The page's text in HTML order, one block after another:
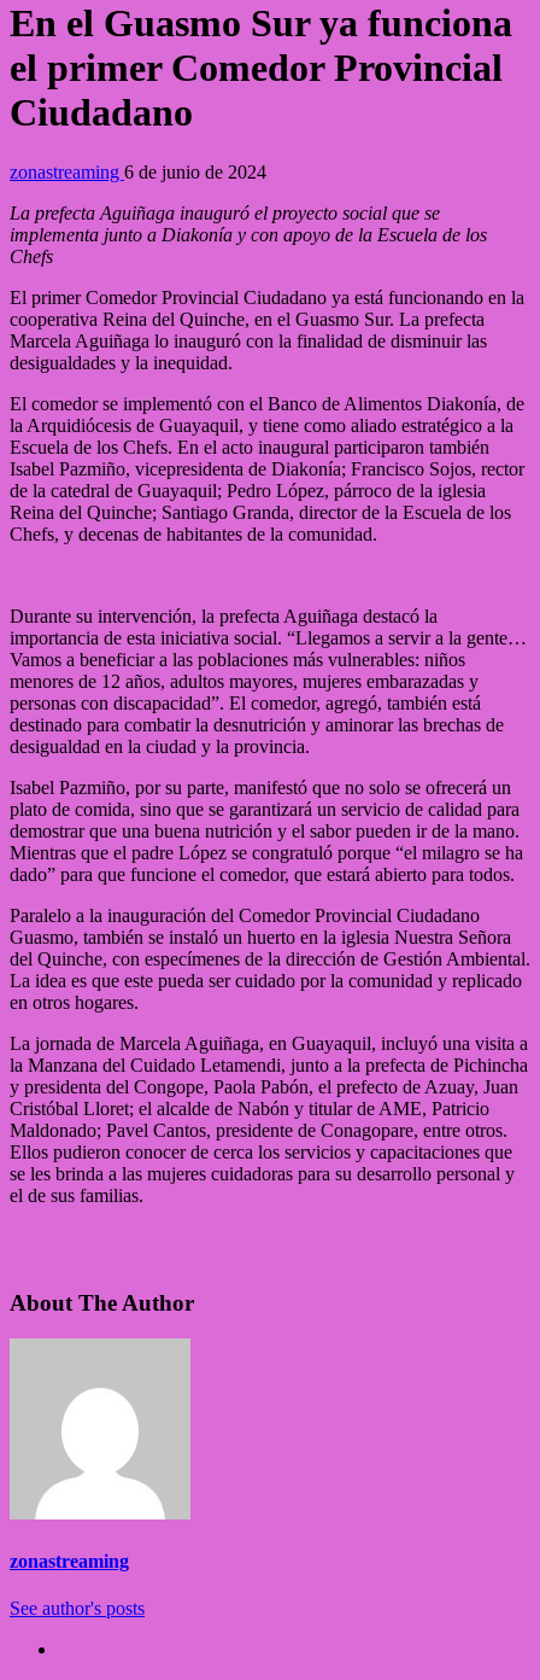
En el Guasmo Sur ya funciona
el primer Comedor Provincial
Ciudadano
zonastreaming 6 de junio de 2024
La prefecta Aguiñaga inauguró el proyecto social que se
implementa junto a Diakonía y con apoyo de la Escuela de los
Chefs
El primer Comedor Provincial Ciudadano ya está funcionando en la
cooperativa Reina del Quinche, en el Guasmo Sur. La prefecta
Marcela Aguiñaga lo inauguró con la finalidad de disminuir las
desigualdades y la inequidad.
El comedor se implementó con el Banco de Alimentos Diakonía, de
la Arquidiócesis de Guayaquil, y tiene como aliado estratégico a la
Escuela de los Chefs. En el acto inaugural participaron también
Isabel Pazmiño, vicepresidenta de Diakonía; Francisco Sojos, rector
de la catedral de Guayaquil; Pedro López, párroco de la iglesia
Reina del Quinche; Santiago Granda, director de la Escuela de los
Chefs, y decenas de habitantes de la comunidad.
Durante su intervención, la prefecta Aguiñaga destacó la
importancia de esta iniciativa social. “Llegamos a servir a la gente…
Vamos a beneficiar a las poblaciones más vulnerables: niños
menores de 12 años, adultos mayores, mujeres embarazadas y
personas con discapacidad”. El comedor, agregó, también está
destinado para combatir la desnutrición y aminorar las brechas de
desigualdad en la ciudad y la provincia.
Isabel Pazmiño, por su parte, manifestó que no solo se ofrecerá un
plato de comida, sino que se garantizará un servicio de calidad para
demostrar que una buena nutrición y el sabor pueden ir de la mano.
Mientras que el padre López se congratuló porque “el milagro se ha
dado” para que funcione el comedor, que estará abierto para todos.
Paralelo a la inauguración del Comedor Provincial Ciudadano
Guasmo, también se instaló un huerto en la iglesia Nuestra Señora
del Quinche, con especímenes de la dirección de Gestión Ambiental.
La idea es que este pueda ser cuidado por la comunidad y replicado
en otros hogares.
La jornada de Marcela Aguiñaga, en Guayaquil, incluyó una visita a
la Manzana del Cuidado Letamendi, junto a la prefecta de Pichincha
y presidenta del Congope, Paola Pabón, el prefecto de Azuay, Juan
Cristóbal Lloret; el alcalde de Nabón y titular de AME, Patricio
Maldonado; Pavel Cantos, presidente de Conagopare, entre otros.
Ellos pudieron conocer de cerca los servicios y capacitaciones que
se les brinda a las mujeres cuidadoras para su desarrollo personal y
el de sus familias.
About The Author
zonastreaming
See author's posts